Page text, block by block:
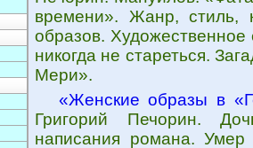
времени». Жанр, стиль,
образов.
никогда не стареться.
Мери».
«Женские образы в
Григорий Печорин.
написания романа.